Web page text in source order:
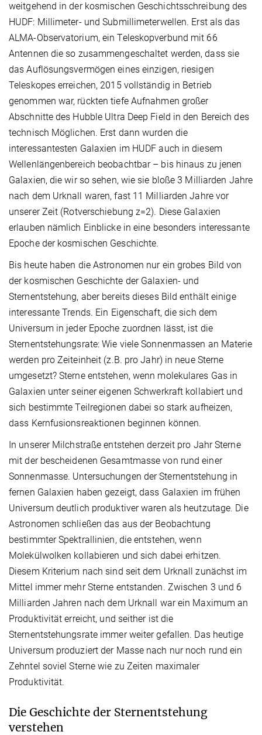
weitgehend in der kosmischen Geschichtsschreibung des
HUDF: Millimeter- und Submillimeterwellen. Erst als das
ALMA-Observatorium, ein Teleskopverbund mit 66
Antennen die so zusammengeschaltet werden, dass sie
das Auflösungsvermögen eines einzigen, riesigen
Teleskopes erreichen, 2015 vollständig in Betrieb
genommen war, rückten tiefe Aufnahmen großer
Abschnitte des Hubble Ultra Deep Field in den Bereich des
technisch Möglichen. Erst dann wurden die
interessantesten Galaxien im HUDF auch in diesem
Wellenlängenbereich beobachtbar – bis hinaus zu jenen
Galaxien, die wir so sehen, wie sie bloße 3 Milliarden Jahre
nach dem Urknall waren, fast 11 Milliarden Jahre vor
unserer Zeit (Rotverschiebung z=2). Diese Galaxien
erlauben nämlich Einblicke in eine besonders interessante
Epoche der kosmischen Geschichte.
Bis heute haben die Astronomen nur ein grobes Bild von
der kosmischen Geschichte der Galaxien- und
Sternentstehung, aber bereits dieses Bild enthält einige
interessante Trends. Ein Eigenschaft, die sich dem
Universum in jeder Epoche zuordnen lässt, ist die
Sternentstehungsrate: Wie viele Sonnenmassen an Materie
werden pro Zeiteinheit (z.B. pro Jahr) in neue Sterne
umgesetzt? Sterne entstehen, wenn molekulares Gas in
Galaxien unter seiner eigenen Schwerkraft kollabiert und
sich bestimmte Teilregionen dabei so stark aufheizen,
dass Kernfusionsreaktionen beginnen können.
In unserer Milchstraße entstehen derzeit pro Jahr Sterne
mit der bescheidenen Gesamtmasse von rund einer
Sonnenmasse. Untersuchungen der Sternentstehung in
fernen Galaxien haben gezeigt, dass Galaxien im frühen
Universum deutlich produktiver waren als heutzutage. Die
Astronomen schließen das aus der Beobachtung
bestimmter Spektrallinien, die entstehen, wenn
Molekülwolken kollabieren und sich dabei erhitzen.
Diesem Kriterium nach sind seit dem Urknall zunächst im
Mittel immer mehr Sterne entstanden. Zwischen 3 und 6
Milliarden Jahren nach dem Urknall war ein Maximum an
Produktivität erreicht, und seither ist die
Sternentstehungsrate immer weiter gefallen. Das heutige
Universum produziert der Masse nach nur noch rund ein
Zehntel soviel Sterne wie zu Zeiten maximaler
Produktivität.
Die Geschichte der Sternentstehung
verstehen